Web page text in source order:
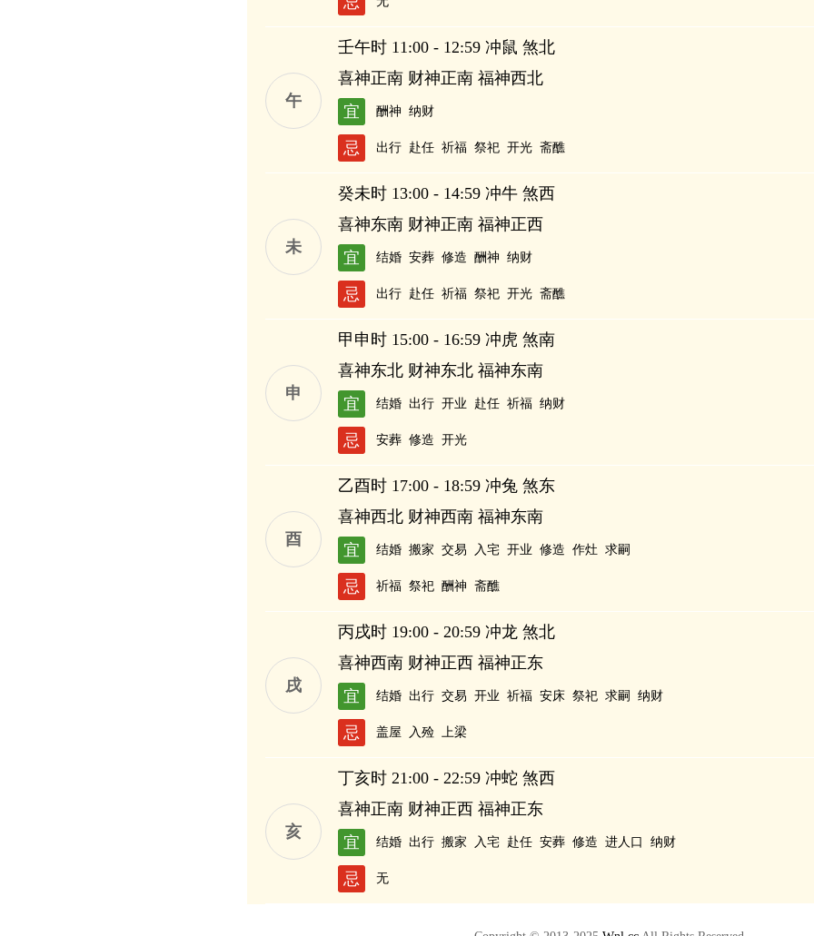
午
壬午时 11:00 - 12:59 冲鼠 煞北
喜神正南 财神正南 福神西北
宜
酬神 纳财
忌 出行 赴任 祈福 祭祀 开光 斋醮
未
癸未时 13:00 - 14:59 冲牛 煞西
喜神东南 财神正南 福神正西
宜
结婚 安葬 修造 酬神 纳财
忌 出行 赴任 祈福 祭祀 开光 斋醮
申
甲申时 15:00 - 16:59 冲虎 煞南
喜神东北 财神东北 福神东南
宜
结婚 出行 开业 赴任 祈福 纳财
忌 安葬 修造 开光
酉
乙酉时 17:00 - 18:59 冲兔 煞东
喜神西北 财神西南 福神东南
宜
结婚 搬家 交易 入宅 开业 修造 作灶 求嗣
忌 祈福 祭祀 酬神 斋醮
戌
丙戌时 19:00 - 20:59 冲龙 煞北
喜神西南 财神正西 福神正东
宜
结婚 出行 交易 开业 祈福 安床 祭祀 求嗣 纳财
忌 盖屋 入殓 上梁
亥
丁亥时 21:00 - 22:59 冲蛇 煞西
喜神正南 财神正西 福神正东
宜
结婚 出行 搬家 入宅 赴任 安葬 修造 进人口 纳财
忌 无